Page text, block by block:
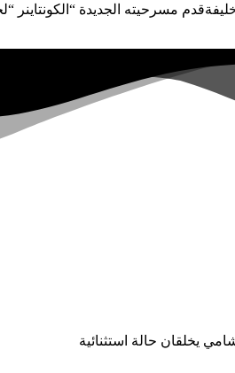
مسرحيته الجديدة “الكونتاينر
يخلقان حالة استثنائية